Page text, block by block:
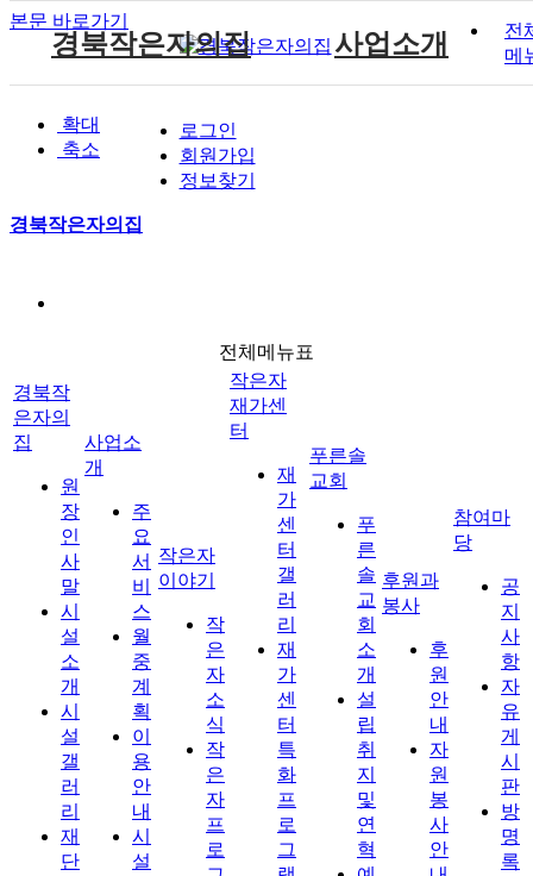
본문 바로가기
확대
축소
로그인
회원가입
정보찾기
경북작은자의집
경북작은자의집
시설소개
재단소개
사업소개
작은자이야기
작은자 프로그램
재가센터 특화프로그램
재가 이용요금 안내
후원과 봉사
자원봉사 안내
참여마당
전
메
전체메뉴표
경북작
은자의
집
원
장
인
사
말
시
설
소
개
시
설
갤
러
리
재
단
사업소
개
주
요
서
비
스
월
중
계
획
이
용
안
내
시
설
작은자
이야기
작
은
자
소
식
작
은
자
프
로
작은자
재가센
터
재
가
센
터
갤
러
리
재
가
센
터
특
화
프
로
그
푸른솔
교회
푸
른
솔
교
회
소
개
설
립
취
지
및
연
혁
후원과
봉사
후
원
안
내
자
원
봉
사
안
참여마
당
공
지
사
항
자
유
게
시
판
방
명
록